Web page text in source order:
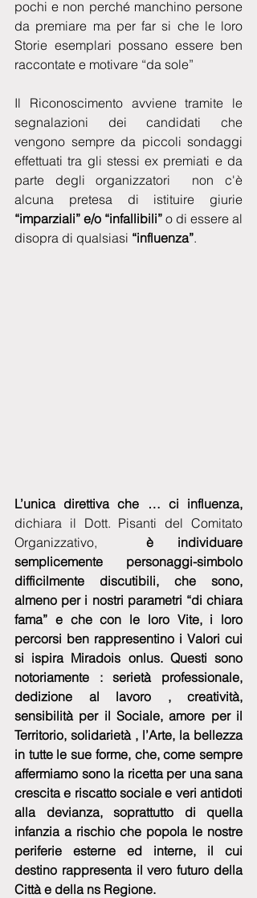
pochi e non perché manchino persone
da premiare ma per far si che le loro
Storie esemplari possano essere ben
raccontate e motivare “da sole”
Il Riconoscimento avviene tramite le
segnalazioni dei candidati che
vengono sempre da piccoli sondaggi
effettuati tra gli stessi ex premiati e da
parte degli organizzatori  non c'è
“imparziali” e/o “infallibili” o di essere al
disopra di qualsiasi “influenza”.
L’unica direttiva che … ci influenza,
dichiara il Dott. Pisanti del Comitato
Organizzativo,
è individuare
semplicemente personaggi-simbolo
difficilmente discutibili, che sono,
almeno per i nostri parametri “di chiara
fama” e che con le loro Vite, i loro
percorsi ben rappresentino i Valori cui
si ispira Miradois onlus. Questi sono
notoriamente : serietà professionale,
dedizione al lavoro , creatività,
sensibilità per il Sociale, amore per il
Territorio, solidarietà , l’Arte, la bellezza
in tutte le sue forme, che, come sempre
affermiamo sono la ricetta per una sana
crescita e riscatto sociale e veri antidoti
alla devianza, soprattutto di quella
infanzia a rischio che popola le nostre
periferie esterne ed interne, il cui
destino rappresenta il vero futuro della
Città e della ns Regione.